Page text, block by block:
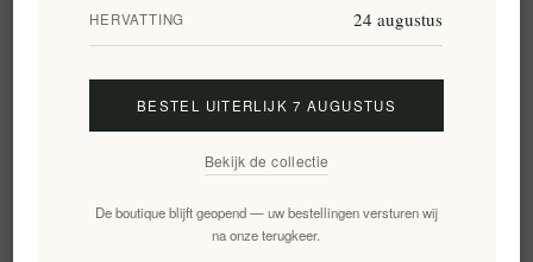
Aanmelden Opzeggen
HERVATTING 24 augustus
BESTEL UITERLIJK 7 AUGUSTUS
Bekijk de collectie
De boutique blijft geopend — uw bestellingen versturen wij
na onze terugkeer.